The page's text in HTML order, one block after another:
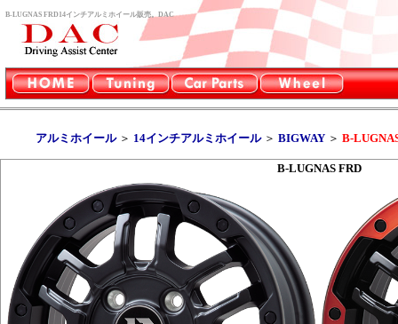
B-LUGNAS FRD14インチアルミホイール販売。DAC
アルミホイール＞ 14インチアルミホイール＞ BIGWAY ＞ B-
B-LUGNAS FRD